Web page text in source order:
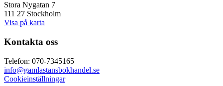
Stora Nygatan 7
111 27 Stockholm
Visa på karta
Kontakta oss
Telefon: 070-7345165
info@gamlastansbokhandel.se
Cookieinställningar